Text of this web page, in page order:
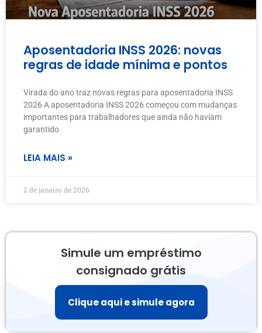
Aposentadoria INSS 2026: novas
regras de idade mínima e pontos
Virada do ano traz novas regras para aposentadoria INSS
2026 A aposentadoria INSS 2026 começou com mudanças
importantes para trabalhadores que ainda não haviam
garantido
LEIA MAIS »
2 de janeiro de 2026
Simule um empréstimo
consignado grátis
Clique aqui e simule agora